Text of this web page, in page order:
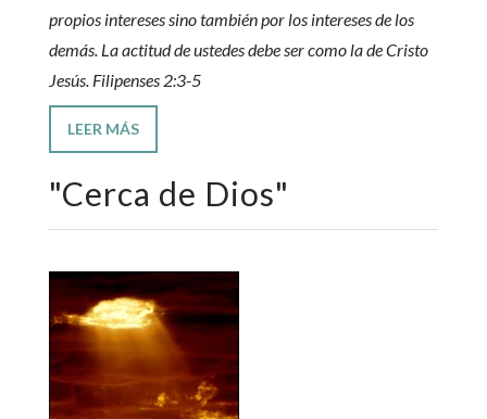
propios intereses sino también por los intereses de los
demás. La actitud de ustedes debe ser como la de Cristo
Jesús. Filipenses 2:3-5
LEER MÁS
"Cerca de Dios"